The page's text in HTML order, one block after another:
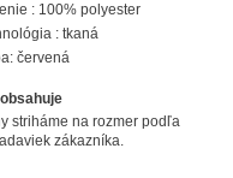
: 100% polyester
: tkaná
červená
striháme na rozmer podľa
zákazníka.